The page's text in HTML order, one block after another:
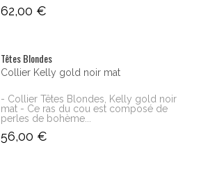
62,00 €
Têtes Blondes
Collier Kelly gold noir mat
- Collier Têtes Blondes, Kelly gold noir
mat - Ce ras du cou est composé de
perles de bohème...
56,00 €